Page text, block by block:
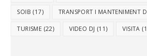
SOIB (17) TRANSPORT I MANTENIMENT
TURISME (22) VIDEO DJ (11) VISITA